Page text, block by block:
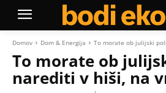
Domov Dom & Energija To morate ob julijski
To morate ob
narediti v hiši, na